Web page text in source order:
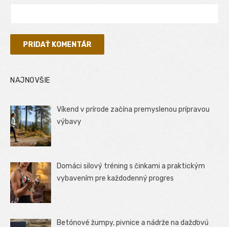
NAJNOVŠIE
Víkend v prírode začína premyslenou prípravou
výbavy
Domáci silový tréning s činkami a praktickým
vybavením pre každodenný progres
Betónové žumpy, pivnice a nádrže na dažďovú